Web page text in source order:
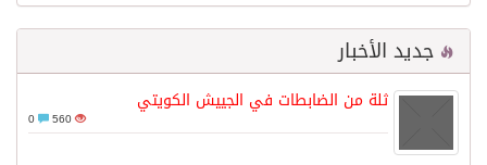
جديد الأخبار
ثلة من الضابطات في الجييش الكويتي
560